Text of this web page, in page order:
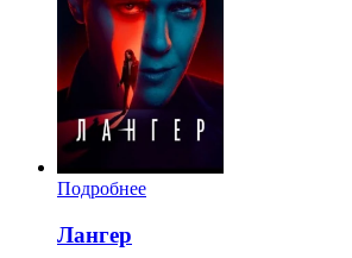
Подробнее
Лангер